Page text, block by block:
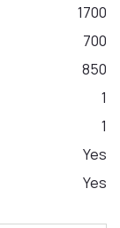
1700
700
850
1
1
Yes
Yes